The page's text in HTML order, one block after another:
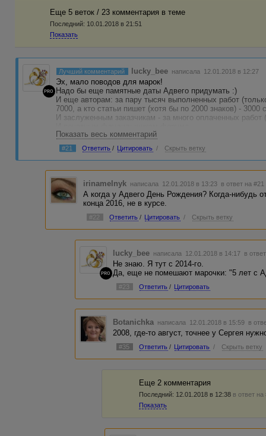
Еще 5 веток / 23 комментария в темe
Последний: 10.01.2018 в 21:51
Показать
PRO
Лучший комментарий lucky_bee написала 12.01.2018 в 12:27
Эх, мало поводов для марок!
Надо бы еще памятные даты Адвего придумать :)
И еще авторам: за пару тысяч выполненных работ
7000, а кто статьи пишет (хотя бы по 2000 знаков) -
И заслуженным заказчикам - за много оплаченных
И altysh2015 - марку "Скорая помощь Адвего"
А Votvam - марку "Наши люди доберутся куда угодно"
А scepsis - марку "А поговорить?"
А UlchikKiwi, Rokintis’у и еще нескольким
А svetik04, Agnessa1970, irbritan, Botanichka и другим
зарегистрировавшимся с 2008-2010 - марку "СтОрожил
они не старые!)
И пару специальных марок от Администрации:
"Любитель бани" - за большое количество банов
"За красивые глаза" - просто так, без повода
Показать весь комментарий
#21 Ответить / Цитировать / Скрыть ветку
irinamelnyk написала 12.01.2018 в 13:23 в ответ на #21
А когда у Адвего День Рождения? Когда-нибудь
конца 2016, не в курсе.
#22 Ответить / Цитировать / Скрыть ветку
PRO
lucky_bee написала 12.01.2018 в 14:17 в
Не знаю. Я тут с 2014-го.
Да, еще не помешают марочки: "5 лет с
#23 Ответить / Цитировать
Botanichka написала 12.01.2018 в 15:59 в
2008, где-то август, точнее у Сергея
#35 Ответить / Цитировать / Скрыть ветку
Еще 2 комментария
Последний: 12.01.2018 в 12:38 в ответ на
Показать